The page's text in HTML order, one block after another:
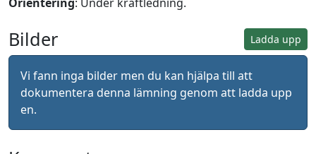
Ladda upp
Bilder
Vi fann inga bilder men du kan hjälpa till att
dokumentera denna lämning genom att ladda upp
en.